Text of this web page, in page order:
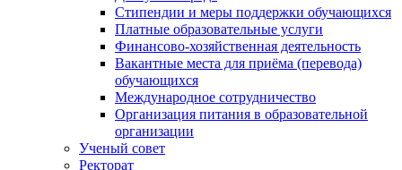
Стипендии и меры поддержки обучающихся
Платные образовательные услуги
Финансово-хозяйственная деятельность
Вакантные места для приёма (перевода)
обучающихся
Международное сотрудничество
Организация питания в образовательной
организации
Ученый совет
Ректорат